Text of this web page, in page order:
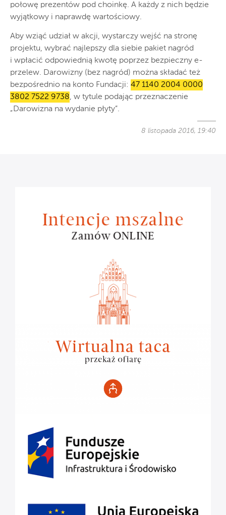
połowę prezentów pod choinkę. A każdy z nich będzie
wyjątkowy i naprawdę wartościowy.
Aby wziąć udział w akcji, wystarczy wejść na stronę
projektu, wybrać najlepszy dla siebie pakiet nagród
i wpłacić odpowiednią kwotę poprzez bezpieczny e-
przelew. Darowizny (bez nagród) można składać też
bezpośrednio na konto Fundacji: 47 1140 2004 0000
3802 7522 9738, w tytule podając przeznaczenie
„Darowizna na wydanie płyty”.
8 listopada 2016, 19:40